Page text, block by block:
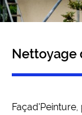
Nettoyage